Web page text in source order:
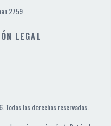
2759
LEGAL
los derechos reservados.